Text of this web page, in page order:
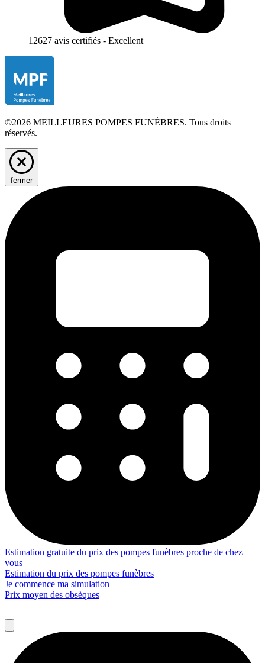
12627 avis certifiés - Excellent
©2026 MEILLEURES POMPES FUNÈBRES. Tous droits
réservés.
fermer
Estimation gratuite du prix des pompes funèbres proche de chez
vous
Estimation du prix des pompes funèbres
Je commence ma simulation
Prix moyen des obsèques